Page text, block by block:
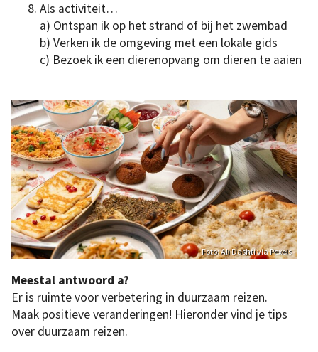
Als activiteit…
a) Ontspan ik op het strand of bij het zwembad
b) Verken ik de omgeving met een lokale gids
c) Bezoek ik een dierenopvang om dieren te aaien
Foto: Ali Dashti via Pexels
Meestal antwoord a?
Er is ruimte voor verbetering in duurzaam reizen.
Maak positieve veranderingen! Hieronder vind je tips
over duurzaam reizen.